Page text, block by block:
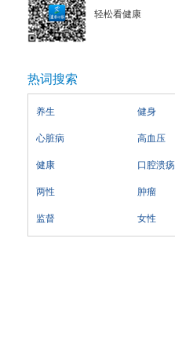
轻松看健康
热词搜索
养生 健身
心脏病 高血压
健康 口腔溃疡
两性 肿瘤
监督 女性